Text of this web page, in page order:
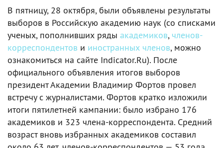
В пятницу, 28 октября, были объявлены результаты
выборов в Российскую академию наук (со списками
ученых, пополнивших ряды академиков, членов-
корреспондентов и иностранных членов, можно
ознакомиться на сайте Indicator.Ru). После
официального объявления итогов выборов
президент Академии Владимир Фортов провел
встречу с журналистами. Фортов кратко изложили
итоги пятилетней кампании: было избрано 176
академиков и 323 члена-корреспондента. Средний
возраст вновь избранных академиков составил